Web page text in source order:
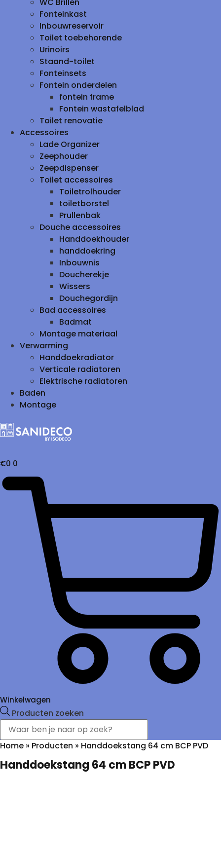
Fonteinkast
Inbouwreservoir
Toilet toebehorende
Urinoirs
Staand-toilet
Fonteinsets
Fontein onderdelen
fontein frame
Fontein wastafelblad
Toilet renovatie
Accessoires
Lade Organizer
Zeephouder
Zeepdispenser
Toilet accessoires
Toiletrolhouder
toiletborstel
Prullenbak
Douche accessoires
Handdoekhouder
handdoekring
Inbouwnis
Doucherekje
Wissers
Douchegordijn
Bad accessoires
Badmat
Montage materiaal
Verwarming
Handdoekradiator
Verticale radiatoren
Elektrische radiatoren
Baden
Montage
€0 0
Winkelwagen
Producten zoeken
Home » Producten » Handdoekstang 64 cm BCP PVD
Handdoekstang 64 cm BCP PVD